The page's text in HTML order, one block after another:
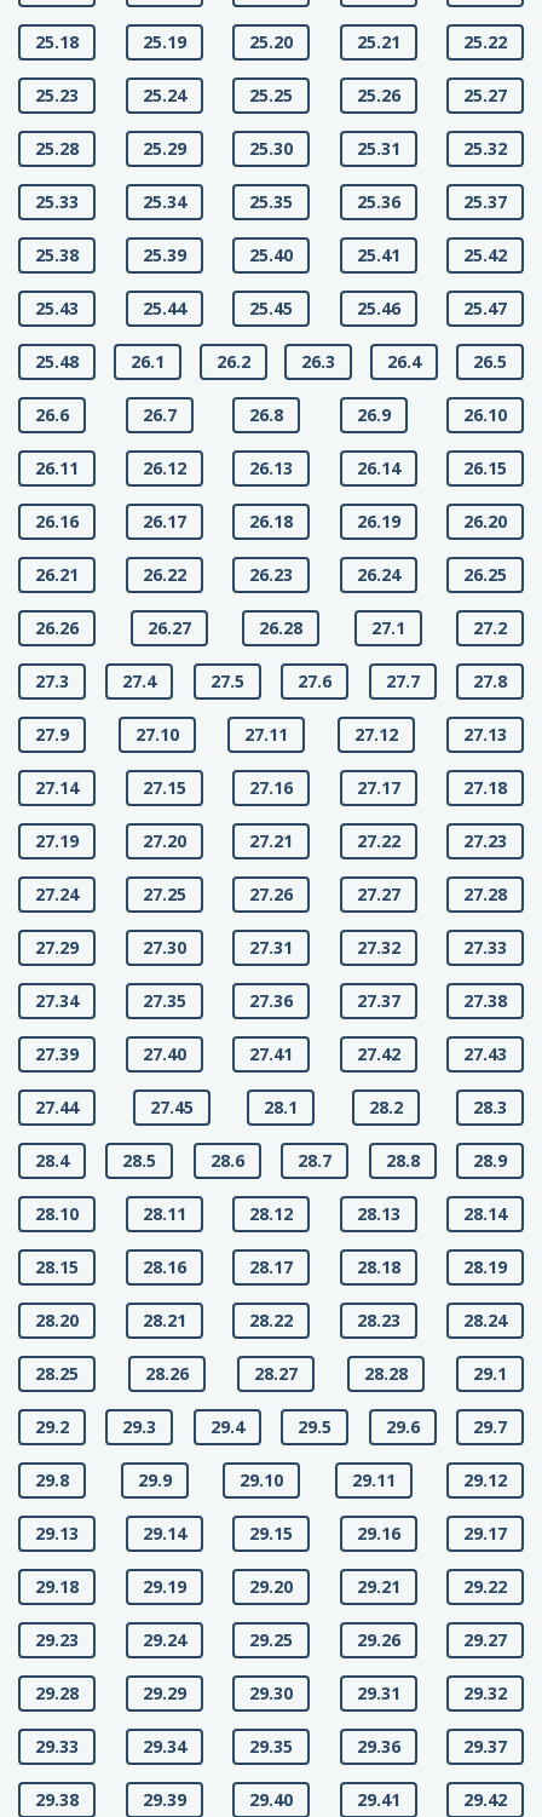
25.18 25.19 25.20 25.21 25.22
25.23 25.24 25.25 25.26 25.27
25.28 25.29 25.30 25.31 25.32
25.33 25.34 25.35 25.36 25.37
25.38 25.39 25.40 25.41 25.42
25.43 25.44 25.45 25.46 25.47
25.48 26.1 26.2 26.3 26.4 26.5
26.6 26.7 26.8 26.9 26.10
26.11 26.12 26.13 26.14 26.15
26.16 26.17 26.18 26.19 26.20
26.21 26.22 26.23 26.24 26.25
26.26 26.27 26.28 27.1 27.2
27.3 27.4 27.5 27.6 27.7 27.8
27.9 27.10 27.11 27.12 27.13
27.14 27.15 27.16 27.17 27.18
27.19 27.20 27.21 27.22 27.23
27.24 27.25 27.26 27.27 27.28
27.29 27.30 27.31 27.32 27.33
27.34 27.35 27.36 27.37 27.38
27.39 27.40 27.41 27.42 27.43
27.44 27.45 28.1 28.2 28.3
28.4 28.5 28.6 28.7 28.8 28.9
28.10 28.11 28.12 28.13 28.14
28.15 28.16 28.17 28.18 28.19
28.20 28.21 28.22 28.23 28.24
28.25 28.26 28.27 28.28 29.1
29.2 29.3 29.4 29.5 29.6 29.7
29.8 29.9 29.10 29.11 29.12
29.13 29.14 29.15 29.16 29.17
29.18 29.19 29.20 29.21 29.22
29.23 29.24 29.25 29.26 29.27
29.28 29.29 29.30 29.31 29.32
29.33 29.34 29.35 29.36 29.37
29.38 29.39 29.40 29.41 29.42